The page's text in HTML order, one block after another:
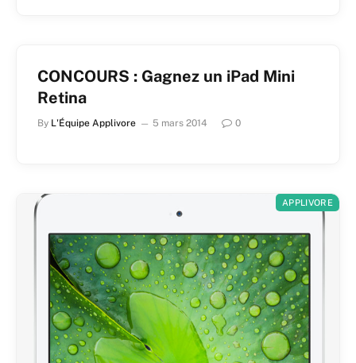
CONCOURS : Gagnez un iPad Mini
Retina
By L'Équipe Applivore 5 mars 2014 0
APPLIVORE